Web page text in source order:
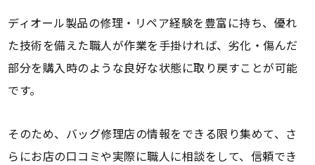
ディオール製品の修理・リペア経験を豊富に持ち、優れ
た技術を備えた職人が作業を手掛ければ、劣化・傷んだ
部分を購入時のような良好な状態に取り戻すことが可能
です。
そのため、バッグ修理店の情報をできる限り集めて、さ
らにお店の口コミや実際に職人に相談をして、信頼でき